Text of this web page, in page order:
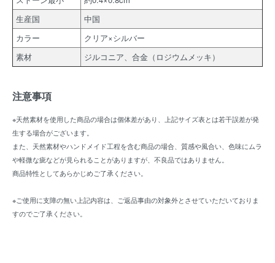
生産国
中国
カラー
クリア×シルバー
素材
ジルコニア、合金（ロジウムメッキ）
注意事項
※天然素材を使用した商品の場合は個体差があり、上記サイズ表とは若干誤差が発
生する場合がございます。
また、天然素材やハンドメイド工程を含む商品の場合、質感や風合い、色味にムラ
や軽微な疵などが見られることがありますが、不良品ではありません。
商品特性としてあらかじめご了承ください。
※ご使用に支障の無い上記内容は、ご返品事由の対象外とさせていただいておりま
すのでご了承ください。